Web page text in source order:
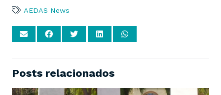
AEDAS News
Posts relacionados